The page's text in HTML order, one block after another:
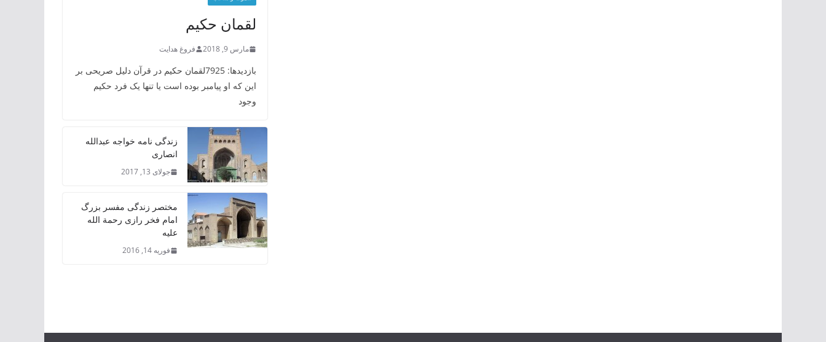
لقمان حکیم
مارس 9, 2018 فروغ هدایت
بازدیدها: 7925لقمان حکیم در قرآن دلیل صریحی بر
این که او پیامبر بوده است یا تنها یک فرد حکیم
وجود
زندگی نامه خواجه عبدالله
انصاری
جولای 13, 2017
مختصر زندگی مفسر بزرگ
امام فخر رازی رحمة الله
علیه
فوریه 14, 2016